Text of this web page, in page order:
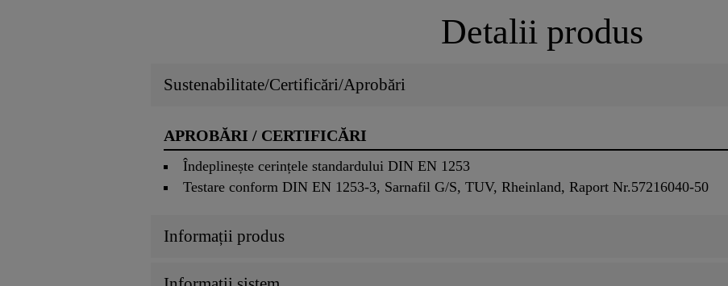
Detalii produs
Sustenabilitate/Certificări/Aprobări
APROBĂRI / CERTIFICĂRI
Îndeplinește cerințele standardului DIN EN 1253
Testare conform DIN EN 1253-3, Sarnafil G/S, TUV, Rheinland, Raport Nr.57216040-50
Informații produs